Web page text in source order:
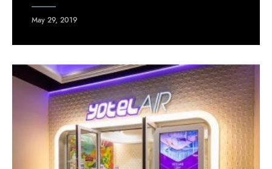
May 29, 2019